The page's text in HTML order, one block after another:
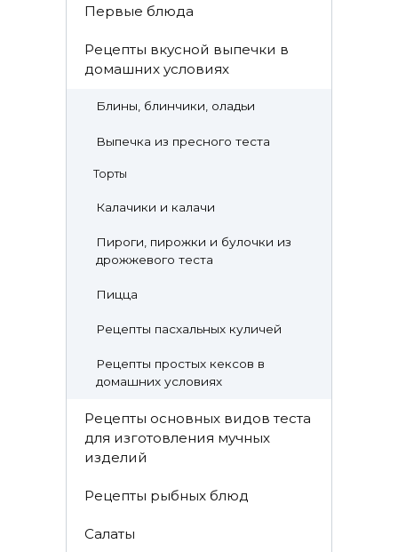
Первые блюда
Рецепты вкусной выпечки в
домашних условиях
Блины, блинчики, оладьи
Выпечка из пресного теста
Торты
Калачики и калачи
Пироги, пирожки и булочки из
дрожжевого теста
Пицца
Рецепты пасхальных куличей
Рецепты простых кексов в
домашних условиях
Рецепты основных видов теста
для изготовления мучных
изделий
Рецепты рыбных блюд
Салаты